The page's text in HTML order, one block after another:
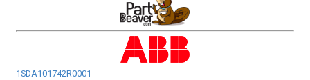
1SDA101742R0001